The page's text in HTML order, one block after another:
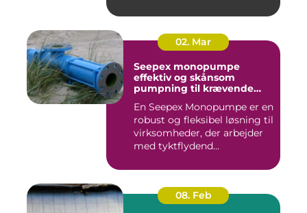
02. Mar
Seepex monopumpe
effektiv og skånsom
pumpning til krævende
En Seepex Monopumpe er en
robust og fleksibel løsning til
virksomheder, der arbejder
med tyktflydend...
08. Feb